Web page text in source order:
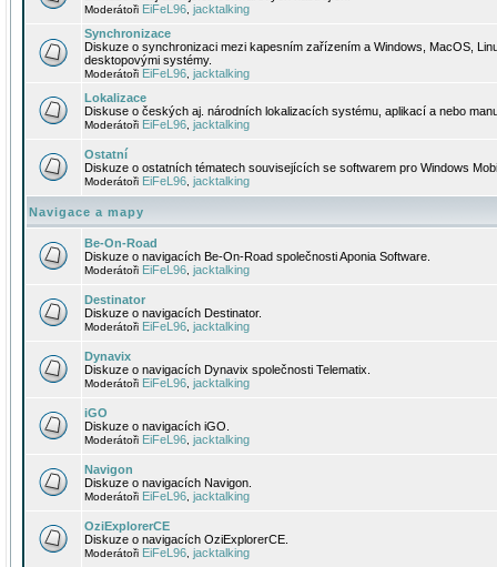
Moderátoři EiFeL96 jacktalking
Synchronizace
Diskuze o synchronizaci mezi kapesním zařízením a Windows, MacOS,
desktopovými systémy.
Moderátoři EiFeL96 jacktalking
Lokalizace
Diskuse o českých aj. národních lokalizacích systému, aplikací a nebo
Moderátoři EiFeL96 jacktalking
Ostatní
Diskuze o ostatních tématech souvisejících se softwarem pro Windows
Moderátoři EiFeL96 jacktalking
Navigace a mapy
Be-On-Road
Diskuze o navigacích Be-On-Road společnosti Aponia Software.
Moderátoři EiFeL96 jacktalking
Destinator
Diskuze o navigacích Destinator.
Moderátoři EiFeL96 jacktalking
Dynavix
Diskuze o navigacích Dynavix společnosti Telematix.
Moderátoři EiFeL96 jacktalking
iGO
Diskuze o navigacích iGO.
Moderátoři EiFeL96 jacktalking
Navigon
Diskuze o navigacích Navigon.
Moderátoři EiFeL96 jacktalking
OziExplorerCE
Diskuze o navigacích OziExplorerCE.
Moderátoři EiFeL96 jacktalking